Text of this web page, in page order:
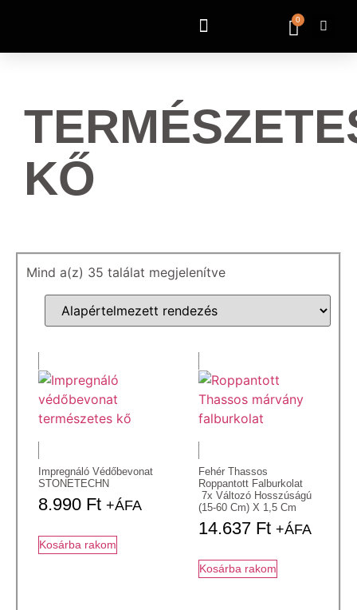
0
KŐ
Mind a(z) 35 találat megjelenítve
Impregnáló Védőbevonat
STONETECHN
8.990 Ft +ÁFA
Kosárba rakom
Fehér Thassos
Roppantott Falburkolat
7x Változó Hosszúságú
(15-60 Cm) X 1,5 Cm
14.637 Ft +ÁFA
Kosárba rakom